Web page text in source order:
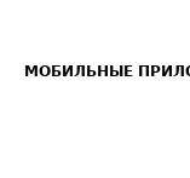
МОБИЛЬНЫЕ